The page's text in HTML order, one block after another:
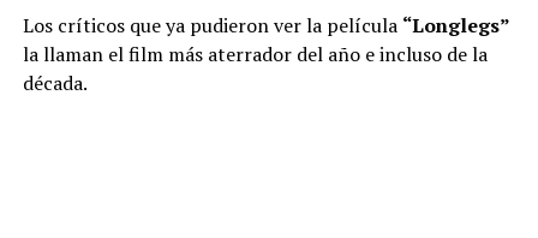
Los críticos que ya pudieron ver la película “Longlegs”
la llaman el film más aterrador del año e incluso de la
década.